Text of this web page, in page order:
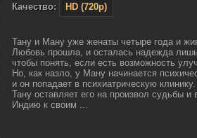
Качество:
HD (720p)
Тану и Ману уже женаты четыре года и
Любовь прошла, и осталась надежда лишь
чтобы понять, если есть возможность
Но, как назло, у Ману начинается
и он попадает в психиатрическую
Тану оставляет его на произвол судьбы и
Индию к своим ...